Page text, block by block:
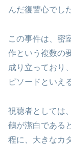
んだ復讐心でし
この事件は、密
作という複数の
成り立っており
ピソードといえ
視聴者としては
鶴が潔白である
程に、大きなカ